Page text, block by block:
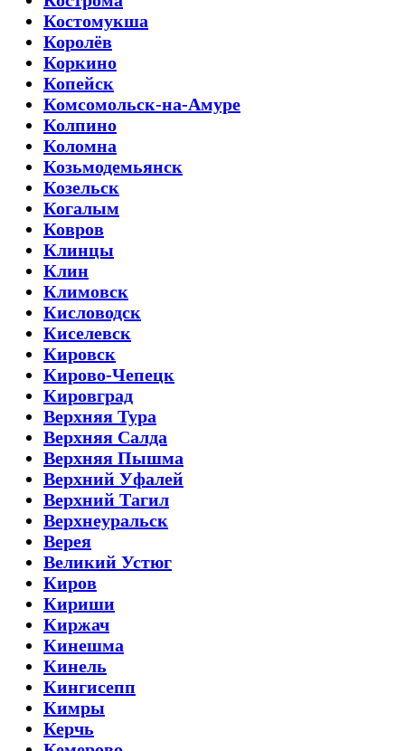
Костомукша
Королёв
Коркино
Копейск
Комсомольск-на-Амуре
Колпино
Коломна
Козьмодемьянск
Козельск
Когалым
Ковров
Клинцы
Клин
Климовск
Кисловодск
Киселевск
Кировск
Кирово-Чепецк
Кировград
Верхняя Тура
Верхняя Салда
Верхняя Пышма
Верхний Уфалей
Верхний Тагил
Верхнеуральск
Верея
Великий Устюг
Киров
Кириши
Киржач
Кинешма
Кинель
Кингисепп
Кимры
Керчь